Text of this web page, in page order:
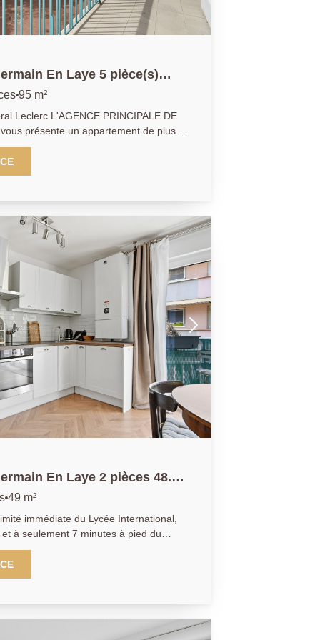
En Laye 5 pièce(s)
95 m²
Leclerc L'AGENCE PRINCIPALE DE
présente un appartement de plus
balcon exposé sud avec une vue
d'un séjour de plus de 31 m2,
de deux grandes chambres. Son
cave et une place de parking
à moins de 10 minutes en bus du
LAYE.
En Laye 2 pièces 48.68
49 m²
immédiate du Lycée International,
à seulement 7 minutes à pied du
entièrement rénové avec goût, offre
compose d'une entrée avec
ouvrant sur un balcon exposé